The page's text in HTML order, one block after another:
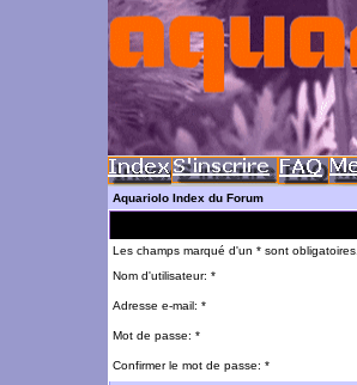
Aquariolo Index du Forum
Les champs marqué d'un * sont obligatoires.
Nom d'utilisateur: *
Adresse e-mail: *
Mot de passe: *
Confirmer le mot de passe: *